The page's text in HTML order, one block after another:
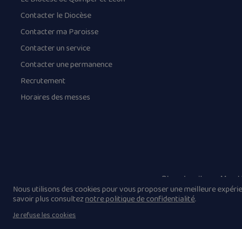
Contacter le Diocèse
Contacter ma Paroisse
Contacter un service
Contacter une permanence
Recrutement
Horaires des messes
Plan du site
Nous utilisons des cookies pour vous proposer une meilleure
savoir plus consulteznotre politique de confidentialité.
Je refuse les cookies